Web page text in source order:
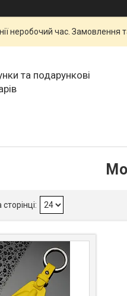
неробочий час. Замовлення
та подарункові